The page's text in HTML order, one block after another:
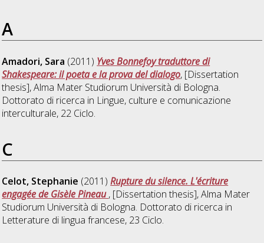
A
Amadori, Sara (2011) Yves Bonnefoy traduttore di
Shakespeare: il poeta e la prova del dialogo, [Dissertation
thesis], Alma Mater Studiorum Università di Bologna.
Dottorato di ricerca in Lingue, culture e comunicazione
interculturale, 22 Ciclo.
C
Celot, Stephanie (2011)Rupture du silence. L'écriture
engagée de Gisèle Pineau, [Dissertation thesis], Alma Mater
Studiorum Università di Bologna. Dottorato di ricerca in
Letterature di lingua francese, 23 Ciclo.